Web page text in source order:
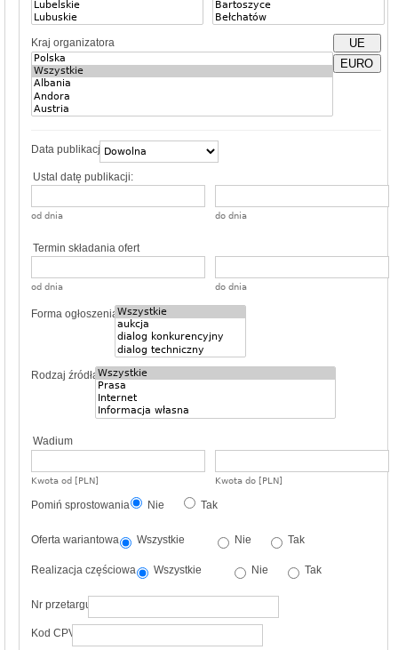
Kraj organizatora
UE
EURO
Data publikacji
Ustal datę publikacji:
od dnia do dnia
Termin składania ofert
od dnia do dnia
Forma ogłoszenia
Rodzaj źródła
Wadium
Kwota od [PLN] Kwota do [PLN]
Pomiń sprostowania Nie Tak
Oferta wariantowa Wszystkie Nie Tak
Realizacja częściowa Wszystkie Nie Tak
Nr przetargu
Kod CPV